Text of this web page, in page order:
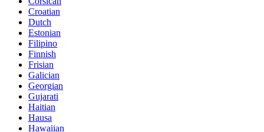
Croatian
Dutch
Estonian
Filipino
Finnish
Frisian
Galician
Georgian
Gujarati
Haitian
Hausa
Hawaiian